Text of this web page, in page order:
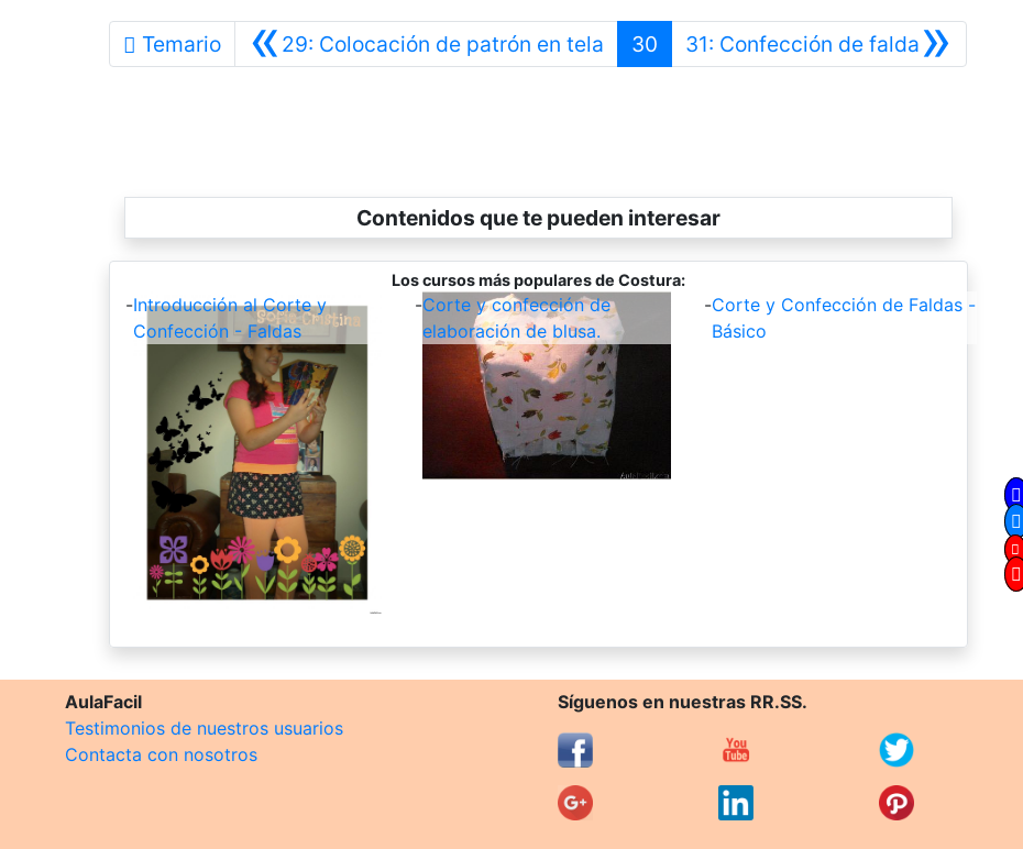
Temario «29: Colocación de patrón en tela Anterior
30 »
31: Confección de falda Siguiente
Contenidos que te pueden interesar
Los cursos más populares de Costura:
-Introducción al Corte y
Confección - Faldas
-Corte y confección de
elaboración de blusa.
-Corte y Confección de Faldas -
Básico
AulaFacil
Testimonios de nuestros usuarios
Contacta con nosotros
Síguenos en nuestras RR.SS.